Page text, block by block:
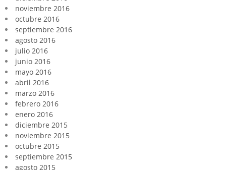
noviembre 2016
octubre 2016
septiembre 2016
agosto 2016
julio 2016
junio 2016
mayo 2016
abril 2016
marzo 2016
febrero 2016
enero 2016
diciembre 2015
noviembre 2015
octubre 2015
septiembre 2015
agosto 2015